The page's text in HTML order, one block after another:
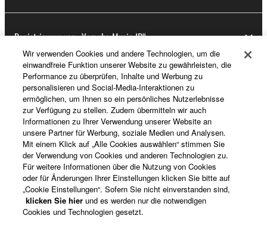
Registrierung von „Yamaha Music ID“
Über Yamaha
Deutschland - German
Business
Wir verwenden Cookies und andere Technologien, um die
einwandfreie Funktion unserer Website zu gewährleisten, die
Performance zu überprüfen, Inhalte und Werbung zu
personalisieren und Social-Media-Interaktionen zu
ermöglichen, um Ihnen so ein persönliches Nutzerlebnisse
zur Verfügung zu stellen. Zudem übermitteln wir auch
Informationen zu Ihrer Verwendung unserer Website an
unsere Partner für Werbung, soziale Medien und Analysen.
Mit einem Klick auf „Alle Cookies auswählen“ stimmen Sie
der Verwendung von Cookies und anderen Technologien zu.
Für weitere Informationen über die Nutzung von Cookies
oder für Änderungen Ihrer Einstellungen klicken Sie bitte auf
„Cookie Einstellungen“. Sofern Sie nicht einverstanden sind,
klicken Sie hier und es werden nur die notwendigen
Cookies und Technologien gesetzt.